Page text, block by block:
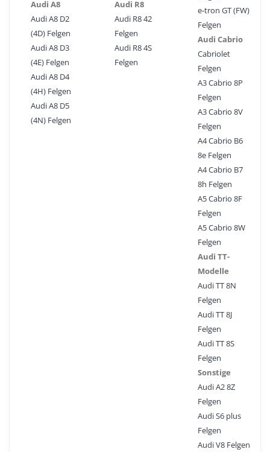
Audi A8
Audi A8 D2
(4D) Felgen
Audi A8 D3
(4E) Felgen
Audi A8 D4
(4H) Felgen
Audi A8 D5
(4N) Felgen
Audi R8
Audi R8 42
Felgen
Audi R8 4S
Felgen
e-tron GT (FW)
Felgen
Audi Cabrio
Cabriolet
Felgen
A3 Cabrio 8P
Felgen
A3 Cabrio 8V
Felgen
A4 Cabrio B6
8e Felgen
A4 Cabrio B7
8h Felgen
A5 Cabrio 8F
Felgen
A5 Cabrio 8W
Felgen
Audi TT-
Modelle
Audi TT 8N
Felgen
Audi TT 8J
Felgen
Audi TT 8S
Felgen
Sonstige
Audi A2 8Z
Felgen
Audi S6 plus
Felgen
Audi V8 Felgen